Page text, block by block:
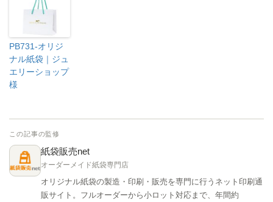
PB731-オリジ
ナル紙袋｜ジュ
エリーショップ
様
この記事の監修
紙袋販売net
オーダーメイド紙袋専門店
オリジナル紙袋の製造・印刷・販売を専門に行うネット印刷通
販サイト。フルオーダーから小ロット対応まで、年間約